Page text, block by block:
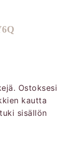
Ostoksesi
kautta
sisällön